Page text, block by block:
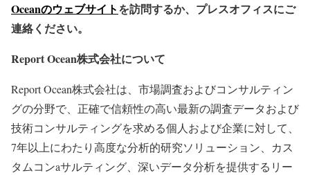
Oceanのウェブサイトを訪問するか、プレスオフィスにご
連絡ください。
Report Ocean株式会社について
Report Ocean株式会社は、市場調査およびコンサルティン
グの分野で、正確で信頼性の高い最新の調査データおよび
技術コンサルティングを求める個人および企業に対して、
7年以上にわたり高度な分析的研究ソリューション、カス
タムコンaサルティング、深いデータ分析を提供するリー